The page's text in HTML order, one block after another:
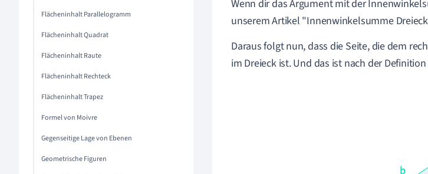
Flächeninhalt Parallelogramm
Flächeninhalt Quadrat
Flächeninhalt Raute
Flächeninhalt Rechteck
Flächeninhalt Trapez
Formel von Moivre
Gegenseitige Lage von Ebenen
Geometrische Figuren
Wenn dir das Argument mit der
unserem Artikel "Innenwinkelsumme
Daraus folgt nun, dass die Seite, die dem
im Dreieck ist. Und das ist nach der